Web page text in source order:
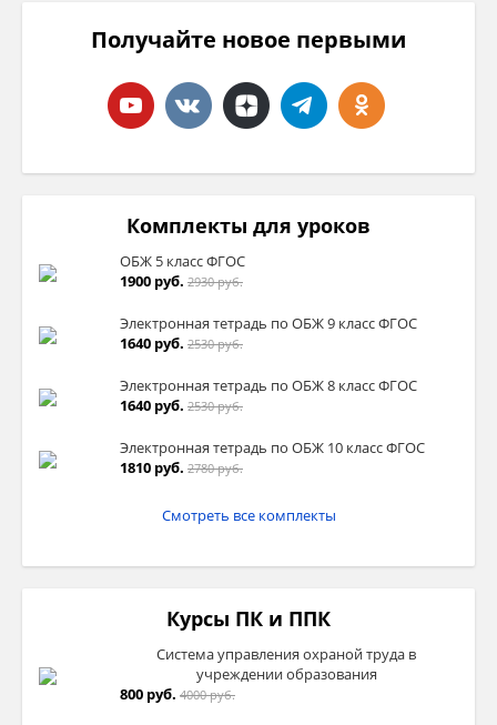
Получайте новое первыми
Комплекты для уроков
ОБЖ 5 класс ФГОС
1900 руб. 2930 руб.
Электронная тетрадь по ОБЖ 9 класс ФГОС
1640 руб. 2530 руб.
Электронная тетрадь по ОБЖ 8 класс ФГОС
1640 руб. 2530 руб.
Электронная тетрадь по ОБЖ 10 класс ФГОС
1810 руб. 2780 руб.
Смотреть все комплекты
Курсы ПК и ППК
Система управления охраной труда в
учреждении образования
800 руб. 4000 руб.